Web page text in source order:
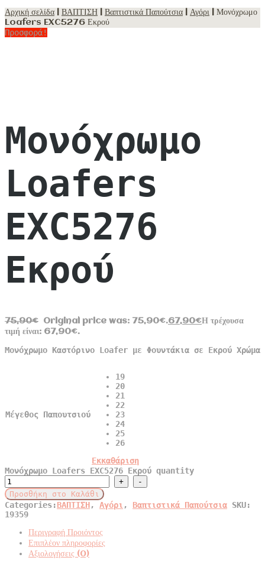
Αρχική σελίδα ΒΑΠΤΙΣΗ Βαπτιστικά Παπούτσια Αγόρι | Μονόχρωμο
Loafers EXC5276 Εκρού
Προσφορά!
Μονόχρωμο
Loafers
EXC5276
Εκρού
75,90€ Original price was: 75,90€.67,90€Η τρέχουσα
τιμή είναι: 67,90€.
Μονόχρωμο Καστόρινο Loafer με Φουντάκια σε Εκρού Χρώμα
Μέγεθος Παπουτσιού
19
20
21
22
23
24
25
26
Εκκαθάριση
Μονόχρωμο Loafers EXC5276 Εκρού quantity
Προσθήκη στο Καλάθι
Categories:ΒΑΠΤΙΣΗ, Αγόρι , Βαπτιστικά Παπούτσια SKU:
19359
Περιγραφή Προιόντος
Επιπλέον πληροφορίες
Αξιολογήσεις (0)